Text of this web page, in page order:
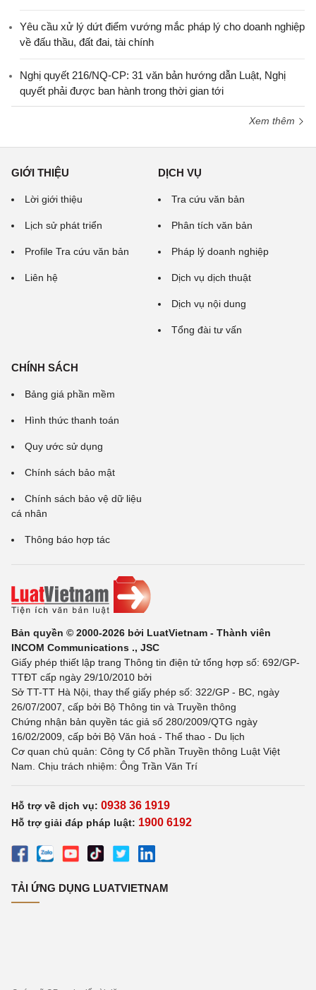
Yêu cầu xử lý dứt điểm vướng mắc pháp lý cho doanh nghiệp
về đấu thầu, đất đai, tài chính
Nghị quyết 216/NQ-CP: 31 văn bản hướng dẫn Luật, Nghị
quyết phải được ban hành trong thời gian tới
Xem thêm
GIỚI THIỆU
Lời giới thiệu
Lịch sử phát triển
Profile Tra cứu văn bản
Liên hệ
DỊCH VỤ
Tra cứu văn bản
Phân tích văn bản
Pháp lý doanh nghiệp
Dịch vụ dịch thuật
Dịch vụ nội dung
Tổng đài tư vấn
CHÍNH SÁCH
Bảng giá phần mềm
Hình thức thanh toán
Quy ước sử dụng
Chính sách bảo mật
Chính sách bảo vệ dữ liệu
cá nhân
Thông báo hợp tác
Bản quyền © 2000-2026 bởi LuatVietnam - Thành viên
INCOM Communications ., JSC
Giấy phép thiết lập trang Thông tin điện tử tổng hợp số: 692/GP-
TTĐT cấp ngày 29/10/2010 bởi
Sở TT-TT Hà Nội, thay thế giấy phép số: 322/GP - BC, ngày
26/07/2007, cấp bởi Bộ Thông tin và Truyền thông
Chứng nhận bản quyền tác giả số 280/2009/QTG ngày
16/02/2009, cấp bởi Bộ Văn hoá - Thể thao - Du lịch
Cơ quan chủ quản: Công ty Cổ phần Truyền thông Luật Việt
Nam. Chịu trách nhiệm: Ông Trần Văn Trí
Hỗ trợ về dịch vụ: 0938 36 1919
Hỗ trợ giải đáp pháp luật: 1900 6192
TẢI ỨNG DỤNG LUATVIETNAM